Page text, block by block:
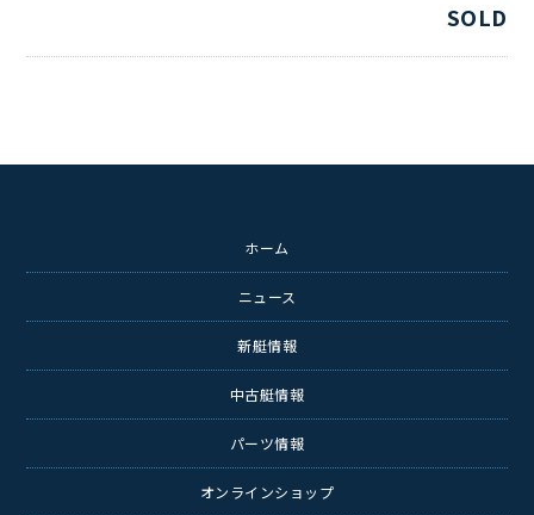
SOLD
ホーム
ニュース
新艇情報
中古艇情報
パーツ情報
オンラインショップ